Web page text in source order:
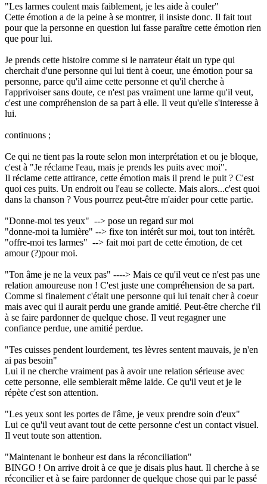
"Les larmes coulent mais faiblement, je les aide à couler"
Cette émotion a de la peine à se montrer, il insiste donc. Il fait tout
pour que la personne en question lui fasse paraître cette émotion rien
que pour lui.
Je prends cette histoire comme si le narrateur était un type qui
cherchait d'une personne qui lui tient à coeur, une émotion pour sa
personne, parce qu'il aime cette personne et qu'il cherche à
l'apprivoiser sans doute, ce n'est pas vraiment une larme qu'il veut,
c'est une compréhension de sa part à elle. Il veut qu'elle s'interesse à
lui.
continuons ;
Ce qui ne tient pas la route selon mon interprétation et ou je bloque,
c'est à "Je réclame l'eau, mais je prends les puits avec moi".
Il réclame cette attirance, cette émotion mais il prend le puit ? C'est
quoi ces puits. Un endroit ou l'eau se collecte. Mais alors...c'est quoi
dans la chanson ? Vous pourrez peut-être m'aider pour cette partie.
"Donne-moi tes yeux" --> pose un regard sur moi
"donne-moi ta lumière" --> fixe ton intérêt sur moi, tout ton intérêt.
"offre-moi tes larmes" --> fait moi part de cette émotion, de cet
amour (?)pour moi.
"Ton âme je ne la veux pas" ----> Mais ce qu'il veut ce n'est pas une
relation amoureuse non ! C'est juste une compréhension de sa part.
Comme si finalement c'était une personne qui lui tenait cher à coeur
mais avec qui il aurait perdu une grande amitié. Peut-être cherche t'il
à se faire pardonner de quelque chose. Il veut regagner une
confiance perdue, une amitié perdue.
"Tes cuisses pendent lourdement, tes lèvres sentent mauvais, je n'en
ai pas besoin"
Lui il ne cherche vraiment pas à avoir une relation sérieuse avec
cette personne, elle semblerait même laide. Ce qu'il veut et je le
répète c'est son attention.
"Les yeux sont les portes de l'âme, je veux prendre soin d'eux"
Lui ce qu'il veut avant tout de cette personne c'est un contact visuel.
Il veut toute son attention.
"Maintenant le bonheur est dans la réconciliation"
BINGO ! On arrive droit à ce que je disais plus haut. Il cherche à se
réconcilier et à se faire pardonner de quelque chose qui par le passé